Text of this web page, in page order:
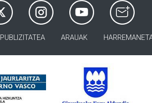
PUBLIZITATEA ARAUAK